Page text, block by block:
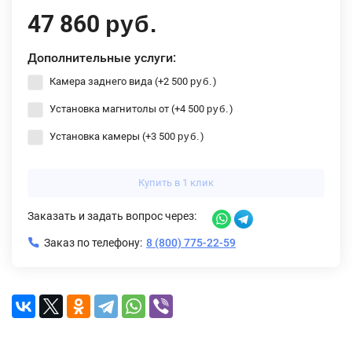
47 860 руб.
Дополнительные услуги:
Камера заднего вида (+2 500 руб. )
Установка магнитолы от (+4 500 руб. )
Установка камеры (+3 500 руб. )
Купить в 1 клик
Заказать и задать вопрос через:
Заказ по телефону: 8 (800) 775-22-59